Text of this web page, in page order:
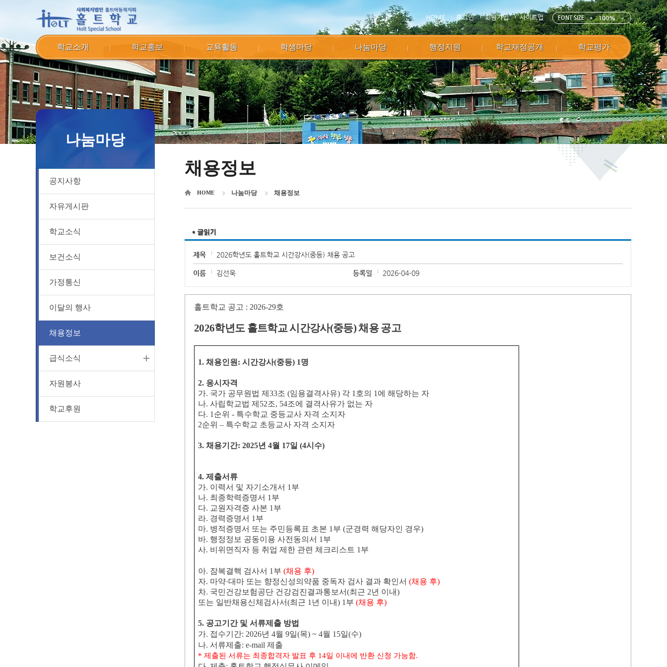
HOME 로그인 회원가입 사이트맵 FONT SIZE 100%
학교소개 학교홍보 교육활동 학생마당 나눔마당 행정지원 학교재정공개 학교평가
나눔마당
공지사항
자유게시판
학교소식
보건소식
가정통신
이달의 행사
채용정보
급식소식
자원봉사
학교후원
HOME 나눔마당 채용정보
채용정보
제목 2026학년도 홀트학교 시간강사(중등) 채용 공고
이름 김선욱 등록일 2026-04-09
홀트학교 공고 : 2026-29호
2026학년도 홀트학교 시간강사(중등)채용 공고
1. 채용인원 : 시간강사(중등) 1명
2. 응시자격
가. 국가 공무원법 제 33조 (임용결격사유) 각 1 호의 1 에 해당하는 자
나. 사립학교법 제 52조, 54조에 결격사유가 없는 자
다. 1 순위 - 특수학교 중등교사 자격 소지자
2순위 – 특수학교 초등교사 자격 소지자
3. 채용기간: 2025년 4월 17일 (4시수)
4. 제출서류
가. 이력서 및 자기소개서 1 부
나. 최종학력증명서 1 부
다. 교원자격증 사본 1 부
라. 경력증명서 1 부
마. 병적증명서 또는 주민등록표 초본 1 부 (군경력 해당자인 경우)
바. 행정정보 공동이용 사전동의서 1 부
사. 비위면직자 등 취업 제한 관련 체크리스트 1 부
아. 잠복결핵 검사서 1 부 (채용 후)
자. 마약·대마 또는 향정신성의약품 중독자 검사 결과 확인서 (채용 후)
차. 국민건강보험공단 건강검진결과통보서(최근 2년 이내)
또는 일반채용신체검사서(최근 1 년 이내) 1 부 (채용 후)
5. 공고기간 및 서류제출 방법
가. 접수기간: 2026년 4월 9일(목) ~ 4월 15일(수)
나. 서류제출: e-mail 제출
* 제출된 서류는 최종합격자 발표 후 14일 이내에 반환 신청 가능함.